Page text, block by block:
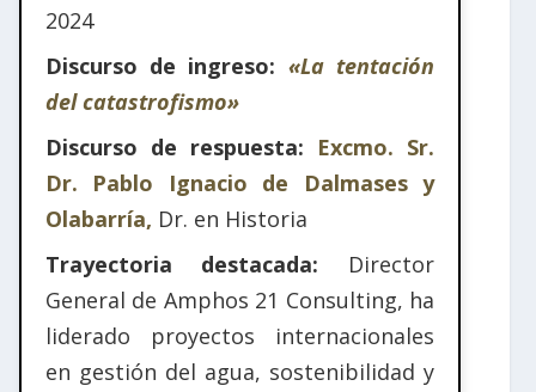
2024
Discurso de ingreso: «La tentación
del catastrofismo»
Discurso de respuesta: Excmo. Sr.
Dr. Pablo Ignacio de Dalmases y
Olabarría, Dr. en Historia
Trayectoria destacada: Director
General de Amphos 21 Consulting, ha
liderado proyectos internacionales
en gestión del agua, sostenibilidad y